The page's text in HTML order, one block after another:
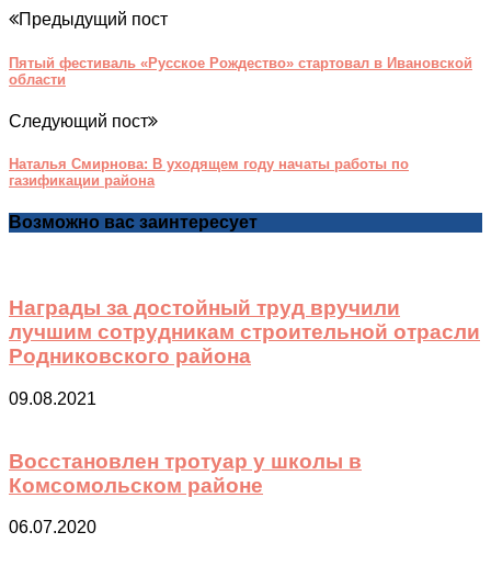
Предыдущий пост
Пятый фестиваль «Русское Рождество» стартовал в Ивановской
области
Следующий пост
Наталья Смирнова: В уходящем году начаты работы по
газификации района
Возможно вас заинтересует
Награды за достойный труд вручили
лучшим сотрудникам строительной отрасли
Родниковского района
09.08.2021
Восстановлен тротуар у школы в
Комсомольском районе
06.07.2020